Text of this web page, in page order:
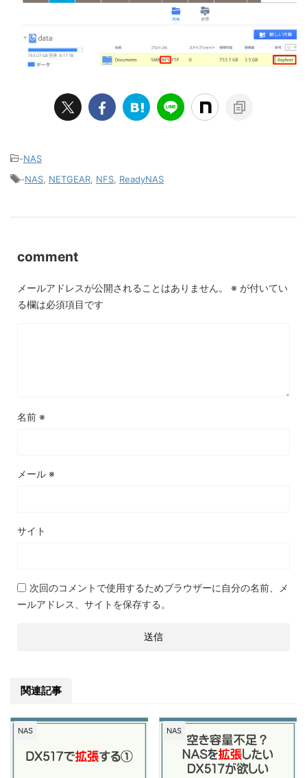
-NAS
-NAS NETGEAR NFS ReadyNAS
comment
メールアドレスが公開されることはありません。 ※ が付いてい
る欄は必須項目です
名前 ※
メール ※
サイト
次回のコメントで使用するためブラウザーに自分の名前、メ
ールアドレス、サイトを保存する。
関連記事
NAS NAS